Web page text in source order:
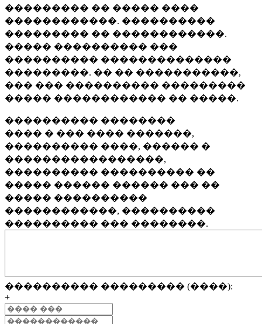
��������� �� ����� ����
������������. ����������
��������� �� ������������.
����� ���������� ���
���������� ��������������
���������. �� �� �����������,
��� ��� ���������� ���������
����� ������������ �� �����.
���������� ��������
���� � ��� ���� �������,
���������� ����, ������ �
�����������������,
���������� ���������� ��
����� ������ ������ ��� ��
����� ����������
������������, ����������
���������� ��� ��������.
���������� ��������� (����):
+